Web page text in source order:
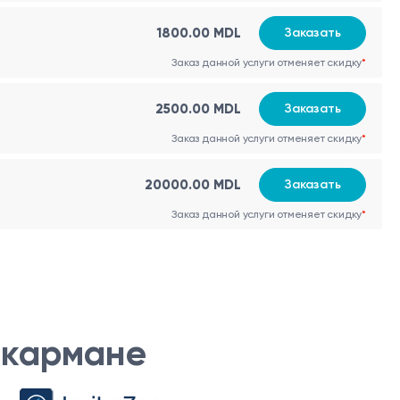
1800.00 MDL Заказать
Заказ данной услуги отменяет скидку*
2500.00 MDL Заказать
Заказ данной услуги отменяет скидку*
20000.00 MDL Заказать
Заказ данной услуги отменяет скидку*